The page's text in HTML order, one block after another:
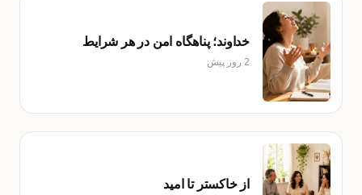
خداوند؛ پناهگاه امن در هر شرایط
2 روز پیش
از خاکستر تا امید